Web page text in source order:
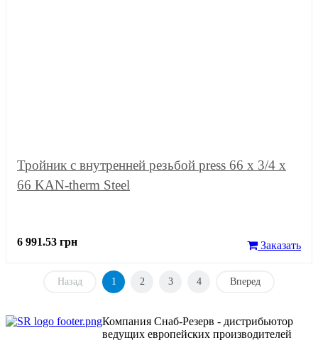
Тройник с внутренней резьбой press 66 x 3/4 x
66 KAN-therm Steel
6 991.53 грн Заказать
Назад 1 2 3 4 Вперед
Компания Снаб-Резерв - дистрибьютор
ведущих европейских производителей